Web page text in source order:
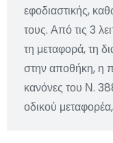
εφοδιαστικής,
τους. Από τις 3
τη μεταφορά, τη
στην αποθήκη, η
κανόνες του Ν.
οδικού